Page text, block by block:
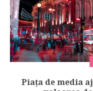
Piața de media